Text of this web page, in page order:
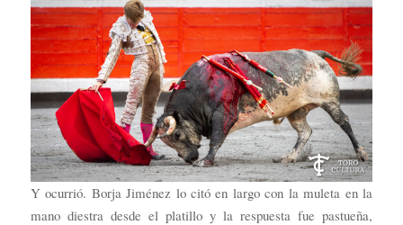
Y ocurrió. Borja Jiménez lo citó en largo con la muleta en la
mano diestra desde el platillo y la respuesta fue pastueña,